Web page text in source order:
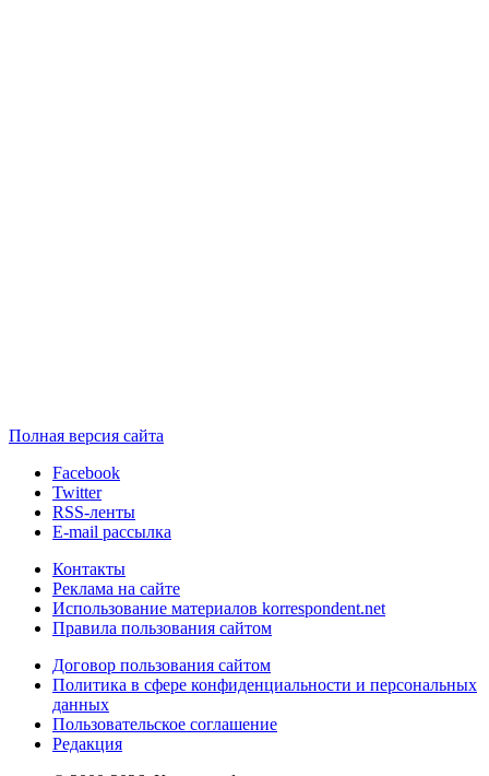
Полная версия сайта
Facebook
Twitter
RSS-ленты
E-mail рассылка
Контакты
Реклама на сайте
Использование материалов korrespondent.net
Правила пользования сайтом
Договор пользования сайтом
Политика в сфере конфиденциальности и персональных
данных
Пользовательское соглашение
Редакция